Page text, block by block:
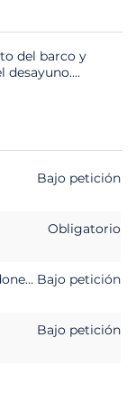
del barco y
desayuno....
Bajo petición
Obligatorio
Ropa de cama (sábanas, mantas o edredones, almohadas y fundas de almohada) Bajo petición
Bajo petición